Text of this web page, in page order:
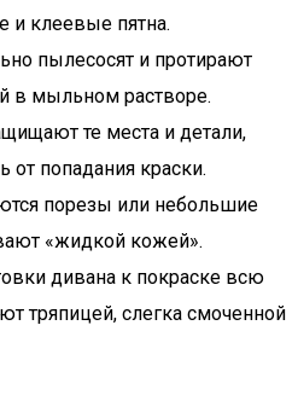
и клеевые пятна.
пылесосят и протирают
в мыльном растворе.
те места и детали,
от попадания краски.
порезы или небольшие
«жидкой кожей».
дивана к покраске всю
тряпицей, слегка смоченной